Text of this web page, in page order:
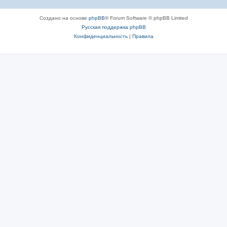
Создано на основе phpBB® Forum Software © phpBB Limited
Русская поддержка phpBB
Конфиденциальность| Правила